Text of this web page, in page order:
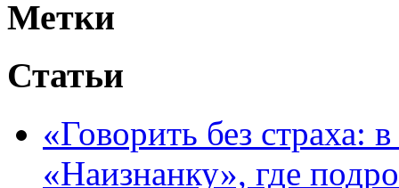
Метки
Статьи
«Говорить без страха:
«Наизнанку», где